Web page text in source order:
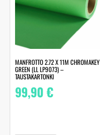
MANFROTTO 2.72 X 11M CHROMAKEY
GREEN (LL LP9073) –
TAUSTAKARTONKI
99,90€